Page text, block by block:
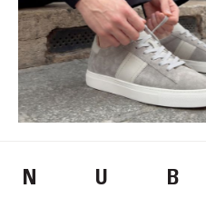
N U B